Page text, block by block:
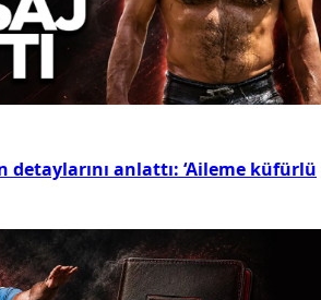
detaylarını anlattı: ‘Aileme küfürlü